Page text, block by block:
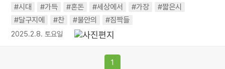
#시대 #가득 #혼돈 #세상에서 #가장
#짧은시
#달구지에
#찬 #불안의 #짐짝들
2025.2.8. 토요일
1